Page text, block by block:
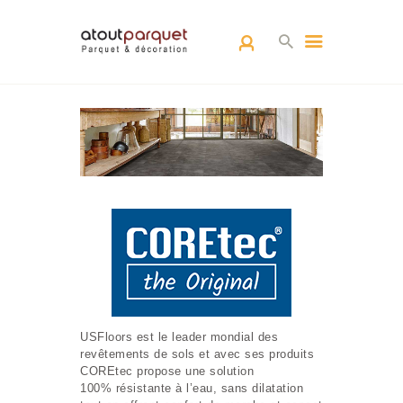
ACCUEIL
L’EQUIPE
PARQUETS
RÉALISATIONS
CONTACT
USFloors est le leader mondial des
revêtements de sols et avec ses produits
COREtec propose une solution
100% résistante à l’eau, sans dilatation